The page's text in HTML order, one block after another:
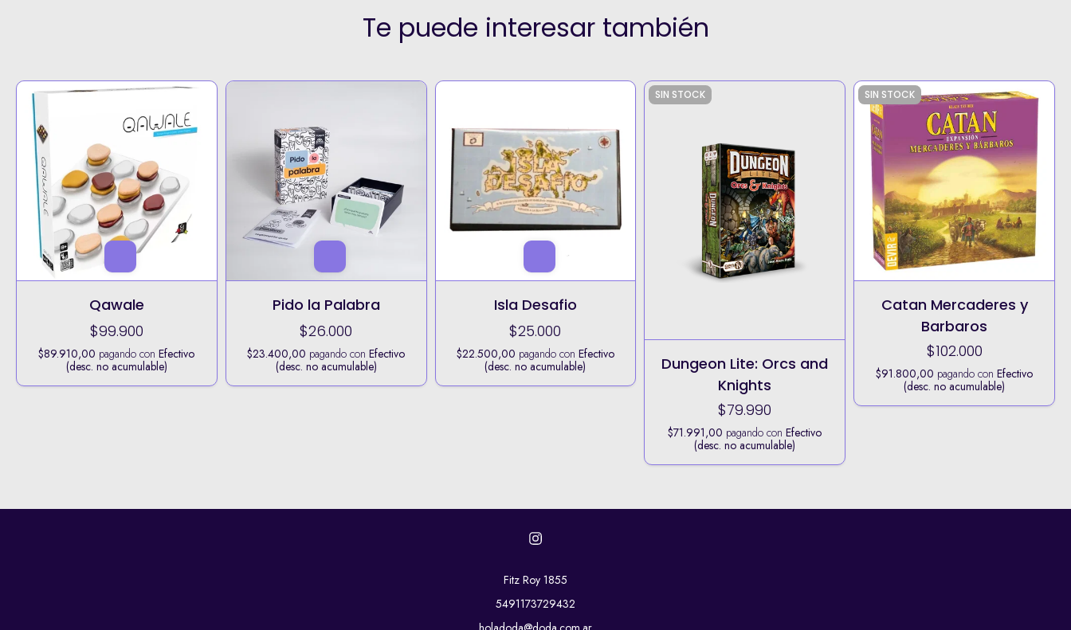
Te puede interesar también
Qawale
$99.900
$89.910,00 pagando conEfectivo
(desc. no acumulable)
Pido la Palabra
$26.000
$23.400,00 pagando conEfectivo
(desc. no acumulable)
Isla Desafio
$25.000
$22.500,00 pagando con Efectivo
(desc. no acumulable)
SIN STOCK
Dungeon Lite: Orcs and
Knights
$79.990
$71.991,00 pagando conEfectivo
(desc. no acumulable)
SIN STOCK
Catan Mercaderes y
Barbaros
$102.000
$91.800,00 pagando conEfectivo
(desc. no acumulable)
Fitz Roy 1855
5491173729432